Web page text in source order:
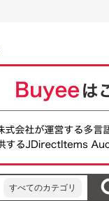
すべてのカテゴリ